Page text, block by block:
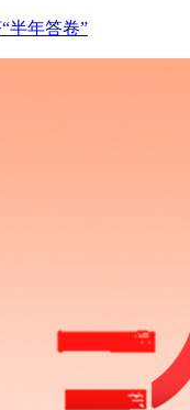
半年答卷”